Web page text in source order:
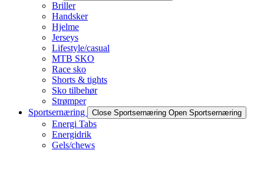
Briller
Handsker
Hjelme
Jerseys
Lifestyle/casual
MTB SKO
Race sko
Shorts & tights
Sko tilbehør
Strømper
Sportsernæring
Close Sportsernæring Open Sportsernæring
Energi Tabs
Energidrik
Gels/chews